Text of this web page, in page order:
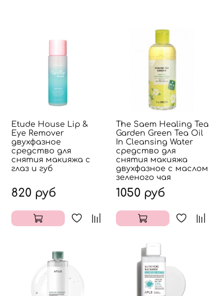
Etude House Lip &
Eye Remover
двухфазное
средство для
снятия макияжа с
глаз и губ
820 руб
The Saem Healing Tea
Garden Green Tea Oil
In Cleansing Water
средство для
снятия макияжа
двухфазное с маслом
зеленого чая
1050 руб